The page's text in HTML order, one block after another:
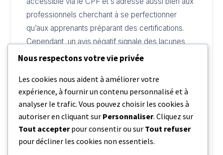
professionnels cherchant à se perfectionner
qu’aux apprenants préparant des certifications.
Cependant, un avis négatif signale des lacunes
spécifiques pour la préparation au TOEIC, à
POINTS FORTS
Équipe pédagogique compétente et
bienveillante
Financement CPF disponible, cours en
présentiel appréciés
Nous respectons votre vie privée
Les cookies nous aident à améliorer votre
expérience, à fournir un contenu personnalisé et à
analyser le trafic. Vous pouvez choisir les cookies à
autoriser en cliquant sur Personnaliser. Cliquez sur
Tout accepterpour consentir ou sur Tout refuser
pour décliner les cookies non essentiels.